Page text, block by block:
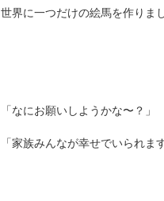
世界に一つだけの絵馬を作りま
「なにお願いしようかな〜？」
「家族みんなが幸せでいられま